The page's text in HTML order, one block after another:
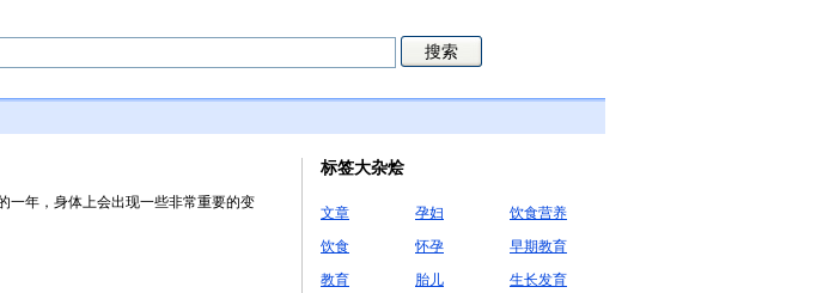
一年，身体上会出现一些非常重要的变
标签大杂烩
文章 孕妇
饮食营养
饮食
怀孕
早期教育
教育
胎儿
生长发育